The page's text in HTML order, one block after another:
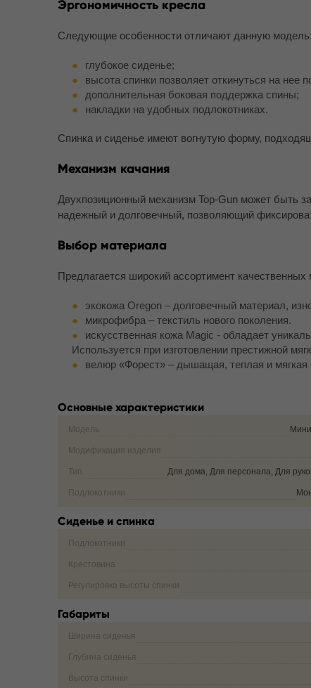
Эргономичность кресла
Следующие особенности отличают данную модель:
глубокое сиденье;
высота спинки позволяет откинуться на нее
дополнительная боковая поддержка спины;
накладки на удобных подлокотниках.
Спинка и сиденье имеют вогнутую форму,
Механизм качания
Двухпозиционный механизм Top-Gun может быть
надежный и долговечный, позволяющий
Выбор материала
Предлагается широкий ассортимент
экокожа Oregon – долговечный материал,
микрофибра – текстиль нового поколения.
искусственная кожа Magic - обладает
Используется при изготовлении престижной
велюр «Форест» – дышащая, теплая и мягкая
Основные характеристики
Модель
Модификация изделия
Тип Для дома, Для персонала, Для
Подлокотники
Сиденье и спинка
Подлокотники
Крестовина
Регулировка высоты спинки
Габариты
Ширина сиденья
Глубина сиденья
Высота спинки